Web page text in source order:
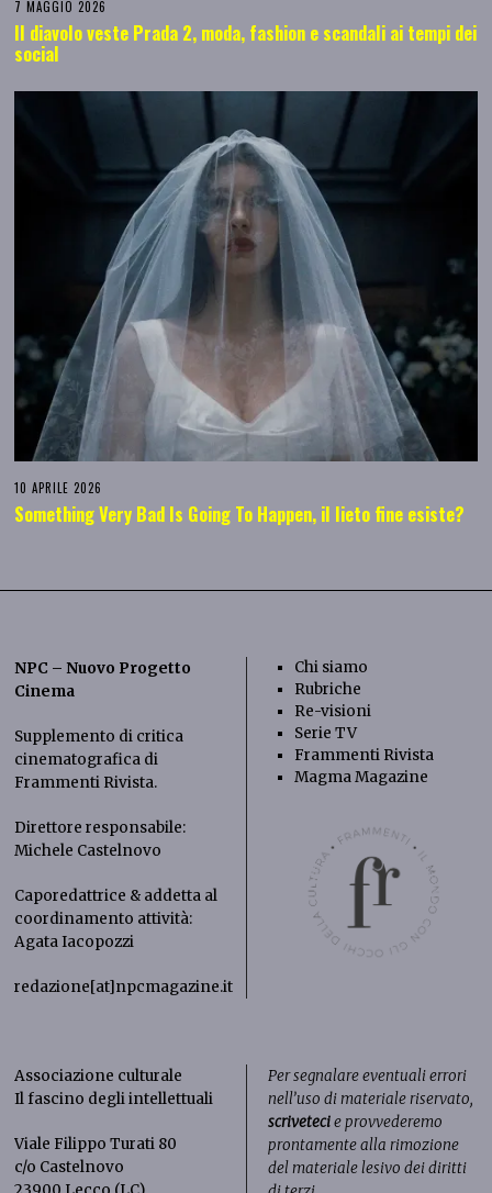
7 MAGGIO 2026
Il diavolo veste Prada 2, moda, fashion e scandali ai tempi dei
social
10 APRILE 2026
Something Very Bad Is Going To Happen, il lieto fine esiste?
NPC – Nuovo Progetto
Cinema
Supplemento di critica
cinematografica di
Frammenti Rivista.
Direttore responsabile:
Michele Castelnovo
Caporedattrice & addetta al
coordinamento attività:
Agata Iacopozzi
redazione[at]npcmagazine.it
Chi siamo
Rubriche
Re-visioni
Serie TV
Frammenti Rivista
Magma Magazine
Associazione culturale
Il fascino degli intellettuali
Viale Filippo Turati 80
c/o Castelnovo
Per segnalare eventuali errori
nell’uso di materiale riservato,
scrivetecie provvederemo
prontamente alla rimozione
del materiale lesivo dei diritti